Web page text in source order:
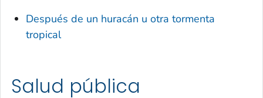
Después de un huracán u otra tormenta
tropical
Salud pública